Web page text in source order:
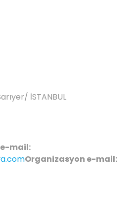
İSTANBUL
mail:
Organizasyon e-mail: